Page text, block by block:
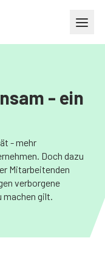
- ein
- mehr
Doch dazu
Mitarbeitenden
verborgene
machen gilt.